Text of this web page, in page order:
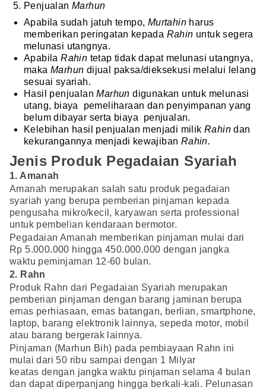
Penjualan Marhun
Apabila sudah jatuh tempo, Murtahin harus
memberikan peringatan kepada Rahin untuk segera
melunasi utangnya.
ApabilaRahin tetap tidak dapat melunasi utangnya,
maka Marhun dijual paksa/dieksekusi melalui lelang
sesuai syariah.
Hasil penjualanMarhun digunakan untuk melunasi
utang, biaya pemeliharaan dan penyimpanan yang
belum dibayar serta biaya penjualan.
Kelebihan hasil penjualan menjadi milik Rahindan
kekurangannya menjadi kewajiban Rahin.
Jenis Produk Pegadaian Syariah
1. Amanah
Amanah merupakan salah satu produk pegadaian
syariah yang berupa pemberian pinjaman kepada
pengusaha mikro/kecil, karyawan serta professional
untuk pembelian kendaraan bermotor.
Pegadaian Amanah memberikan pinjaman mulai dari
Rp 5.000.000 hingga 450.000.000 dengan jangka
waktu peminjaman 12-60 bulan.
2. Rahn
Produk Rahn dari Pegadaian Syariah merupakan
pemberian pinjaman dengan barang jaminan berupa
emas perhiasaan, emas batangan, berlian, smartphone,
laptop, barang elektronik lainnya, sepeda motor, mobil
atau barang bergerak lainnya.
Pinjaman (Marhun Bih) pada pembiayaan Rahn ini
mulai dari 50 ribu sampai dengan 1 Milyar
keatas dengan jangka waktu pinjaman selama 4 bulan
dan dapat diperpanjang hingga berkali-kali. Pelunasan